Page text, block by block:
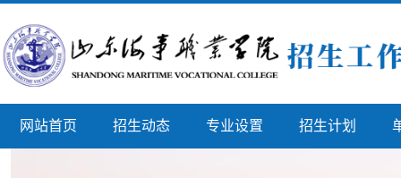
网站首页 招生动态 专业设置 招生计划